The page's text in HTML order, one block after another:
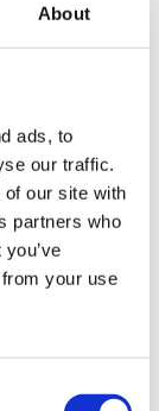
About
ads, to
our traffic.
our site with
partners who
your use
und